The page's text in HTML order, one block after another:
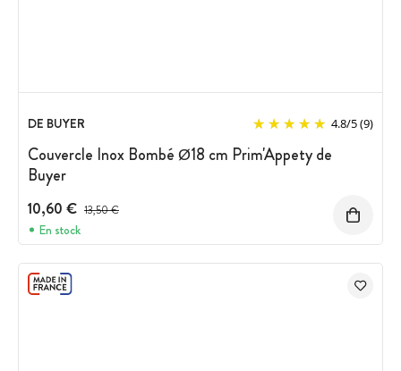
DE BUYER 4.8/5(9)
Couvercle Inox Bombé Ø18 cm Prim'Appety de
Buyer
10,60 € Prix avant réduction :
13,50 €
En stock